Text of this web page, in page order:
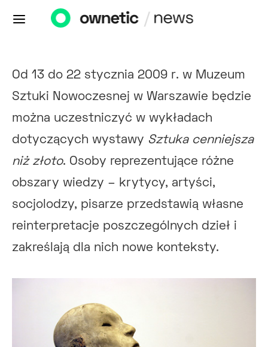
Od 13 do 22 stycznia 2009 r. w Muzeum
Sztuki Nowoczesnej w Warszawie będzie
można uczestniczyć w wykładach
dotyczących wystawy Sztuka cenniejsza
niż złoto. Osoby reprezentujące różne
obszary wiedzy – krytycy, artyści,
socjolodzy, pisarze przedstawią własne
reinterpretacje poszczególnych dzieł i
zakreślają dla nich nowe konteksty.